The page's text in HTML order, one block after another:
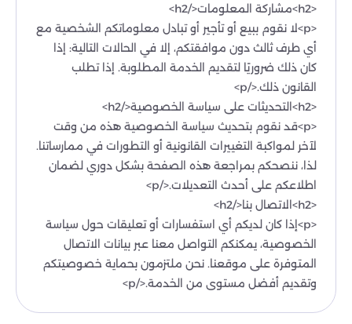
<h2>مشاركة المعلومات</h2>
<p>لا نقوم ببيع أو تأجير أو تبادل معلوماتكم الشخصية مع
أي طرف ثالث دون موافقتكم، إلا في الحالات التالية: إذا
كان ذلك ضروريًا لتقديم الخدمة المطلوبة. إذا تطلب
القانون ذلك.</p>
<h2>التحديثات على سياسة الخصوصية</h2>
<p>قد نقوم بتحديث سياسة الخصوصية هذه من وقت
لآخر لمواكبة التغييرات القانونية أو التطورات في ممارساتنا.
لذا، ننصحكم بمراجعة هذه الصفحة بشكل دوري لضمان
اطلاعكم على أحدث التعديلات.</p>
<h2>الاتصال بنا</h2>
<p>إذا كان لديكم أي استفسارات أو تعليقات حول سياسة
الخصوصية، يمكنكم التواصل معنا عبر بيانات الاتصال
المتوفرة على موقعنا. نحن ملتزمون بحماية خصوصيتكم
وتقديم أفضل مستوى من الخدمة.</p>